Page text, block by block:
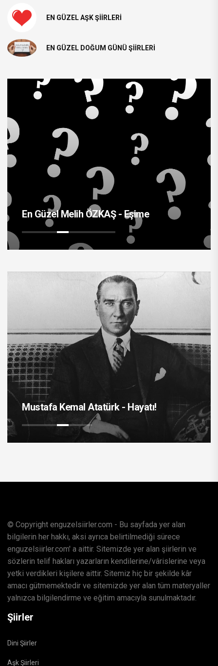
EN GÜZEL AŞK ŞIIRLERI
EN GÜZEL DOĞUM GÜNÜ ŞIIRLERI
En Güzel Melih ÖZKAŞ - Eşime
Mustafa Kemal Atatürk - Hayatı!
© Copyright enguzelsiirler.com - Bu sayfada yer alan
bilgilerin her hakkı, aksi ayrıca belirtilmediği sürece
enguzelsiirler.com' a aittir. Sitemizde yer alan şiirlerin ve
sözlerin telif hakları yazarların kendilerine/vârislerine veya
yetki verdikleri kişilere aittir. Sitemiz hiç bir şekilde kâr
amacı gütmemektedir ve sitemizde yer alan tüm materyaller
yalnızca bilgilendirme ve eğitim amacıyla sunulmaktadır.
Şiirler
Dini Şiirler
Aşk Şiirleri